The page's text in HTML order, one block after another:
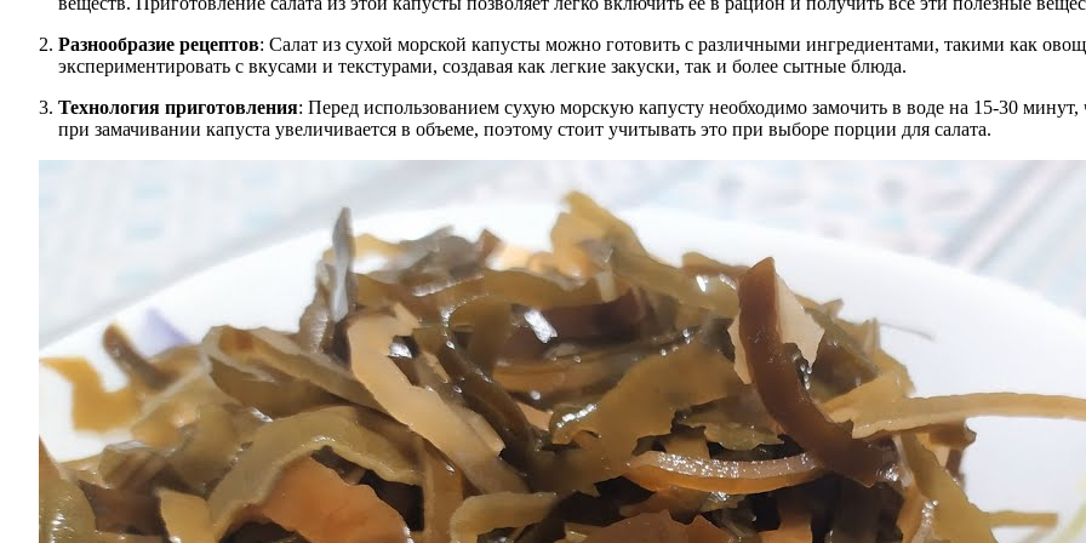
Разнообразие рецептов: Салат из сухой морской капусты можно готовить с различными ингредиентами, такими как
экспериментировать с вкусами и текстурами, создавая как легкие закуски, так и более сытные блюда.
Технология приготовления: Перед использованием сухую морскую капусту необходимо замочить в воде на 15-30
при замачивании капуста увеличивается в объеме, поэтому стоит учитывать это при выборе порции для салата.